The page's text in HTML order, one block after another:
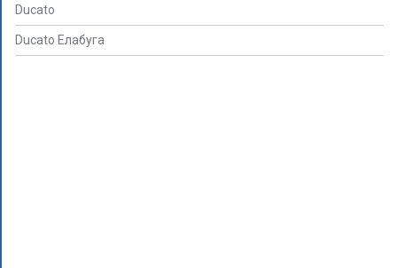
Ducato
Ducato Елабуга